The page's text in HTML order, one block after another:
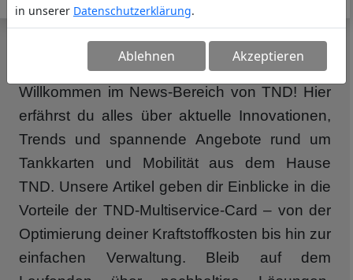
Willkommen im News-Bereich von TND! Hier
erfährst du alles über aktuelle Innovationen,
Trends und spannende Angebote rund um
Tankkarten und Mobilität aus dem Hause
TND. Unsere Artikel geben dir Einblicke in die
Vorteile der TND-Multiservice-Card – von der
Optimierung deiner Kraftstoffkosten bis hin zur
einfachen Verwaltung. Bleib auf dem
in unserer Datenschutzerklärung.
Ablehnen Akzeptieren